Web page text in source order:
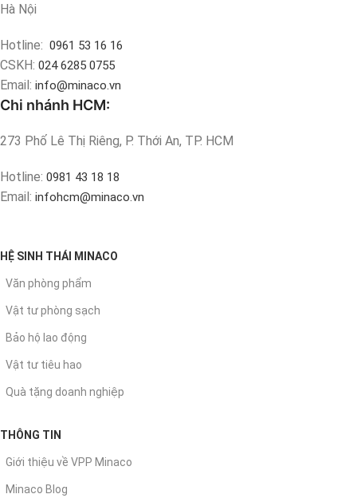
Hà Nội
Hotline: 0961 53 16 16
CSKH: 024 6285 0755
Email: info@minaco.vn
Chi nhánh HCM:
273 Phố Lê Thị Riêng, P. Thới An, TP. HCM
Hotline: 0981 43 18 18
Email: infohcm@minaco.vn
HỆ SINH THÁI MINACO
Văn phòng phẩm
Vật tư phòng sạch
Bảo hộ lao động
Vật tư tiêu hao
Quà tặng doanh nghiệp
THÔNG TIN
Giới thiệu về VPP Minaco
Minaco Blog